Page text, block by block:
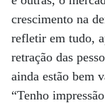
crescimento na
refletir em tudo,
retração das
ainda estão bem
“Tenho